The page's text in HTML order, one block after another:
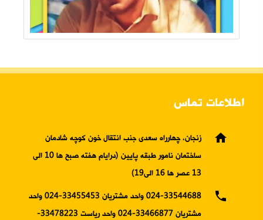
اطلاعات تماس
home
زنجان، چهارراه سعدی جنب انتقال خون کوچه شادمان
ساختمان نامور طبقه پایین (درایام هفته صبح ها 10 الی
13 عصر ها 16 الی19)
phone
024-33544688 واحد مشتریان 33455453-024 واحد
مشتریان 33466877-024 واحد ریاست 33478223-